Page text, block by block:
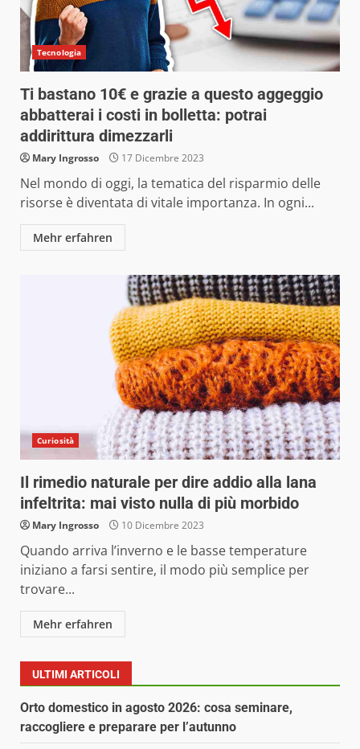
Tecnologia
Ti bastano 10€ e grazie a questo aggeggio
abbatterai i costi in bolletta: potrai
addirittura dimezzarli
Mary Ingrosso 17 Dicembre 2023
Nel mondo di oggi, la tematica del risparmio delle
risorse è diventata di vitale importanza. In ogni...
Mehr erfahren
Curiosità
Il rimedio naturale per dire addio alla lana
infeltrita: mai visto nulla di più morbido
Mary Ingrosso 10 Dicembre 2023
Quando arriva l’inverno e le basse temperature
iniziano a farsi sentire, il modo più semplice per
trovare...
Mehr erfahren
ULTIMI ARTICOLI
Orto domestico in agosto 2026: cosa seminare,
raccogliere e preparare per l’autunno